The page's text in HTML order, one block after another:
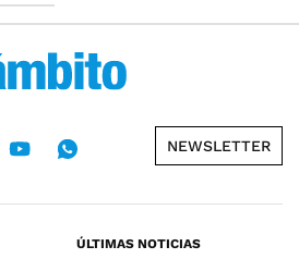
NEWSLETTER
ÚLTIMAS NOTICIAS